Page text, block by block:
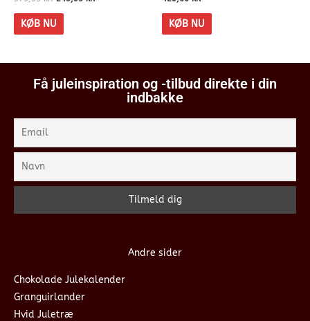
KØB NU KØB NU
Få juleinspiration og -tilbud direkte i din
indbakke
Andre sider
Chokolade Julekalender
Granguirlander
Hvid Juletræ